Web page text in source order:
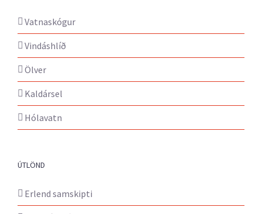
Vatnaskógur
Vindáshlíð
Ölver
Kaldársel
Hólavatn
ÚTLÖND
Erlend samskipti